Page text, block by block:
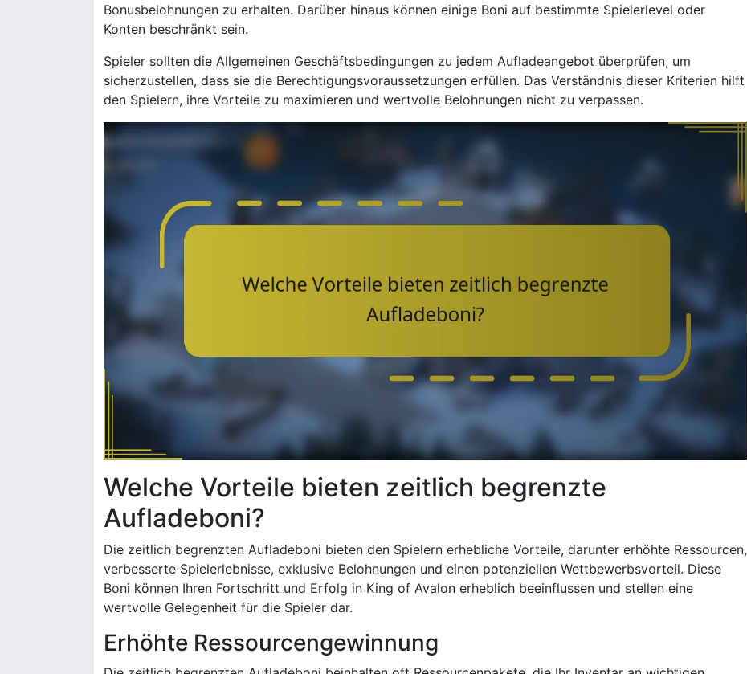
Bonusbelohnungen zu erhalten. Darüber hinaus können einige Boni auf bestimmte Spielerlevel oder
Konten beschränkt sein.
Spieler sollten die Allgemeinen Geschäftsbedingungen zu jedem Aufladeangebot überprüfen, um
sicherzustellen, dass sie die Berechtigungsvoraussetzungen erfüllen. Das Verständnis dieser Kriterien hilft
den Spielern, ihre Vorteile zu maximieren und wertvolle Belohnungen nicht zu verpassen.
Welche Vorteile bieten zeitlich begrenzte
Aufladeboni?
Die zeitlich begrenzten Aufladeboni bieten den Spielern erhebliche Vorteile, darunter erhöhte Ressourcen,
verbesserte Spielerlebnisse, exklusive Belohnungen und einen potenziellen Wettbewerbsvorteil. Diese
Boni können Ihren Fortschritt und Erfolg in King of Avalon erheblich beeinflussen und stellen eine
wertvolle Gelegenheit für die Spieler dar.
Erhöhte Ressourcengewinnung